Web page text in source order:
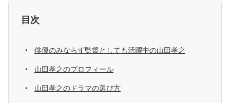
目次
俳優のみならず監督としても活躍中の山田孝之
山田孝之のプロフィール
山田孝之のドラマの選び方